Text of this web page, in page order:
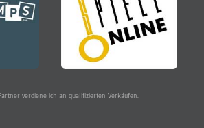
verdiene ich an qualifizierten Verkäufen.